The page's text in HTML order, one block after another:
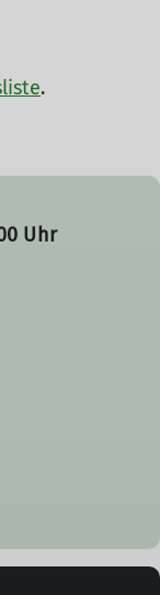
.
Uhr